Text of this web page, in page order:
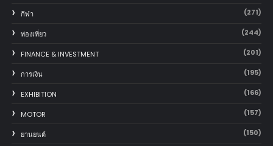
กีฬา (271)
ท่องเที่ยว (244)
FINANCE & INVESTMENT (201)
การเงิน (195)
EXHIBITION (166)
MOTOR (157)
‎ยานยนต์‎ (150)